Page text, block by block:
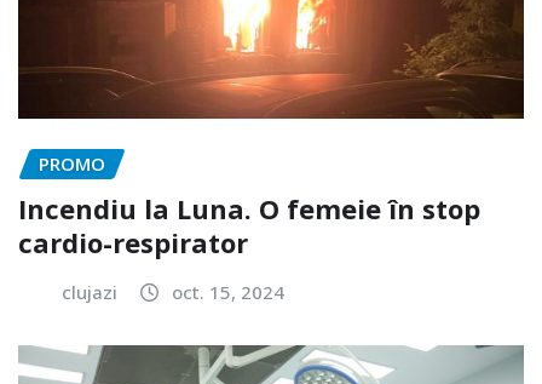
PROMO
Incendiu la Luna. O femeie în stop
cardio-respirator
clujazi oct. 15, 2024